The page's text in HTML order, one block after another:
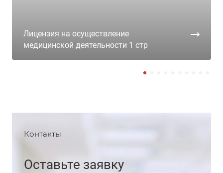
Лицензия на осуществление
медицинской деятельности 1 стр
Контакты
Оставьте заявку